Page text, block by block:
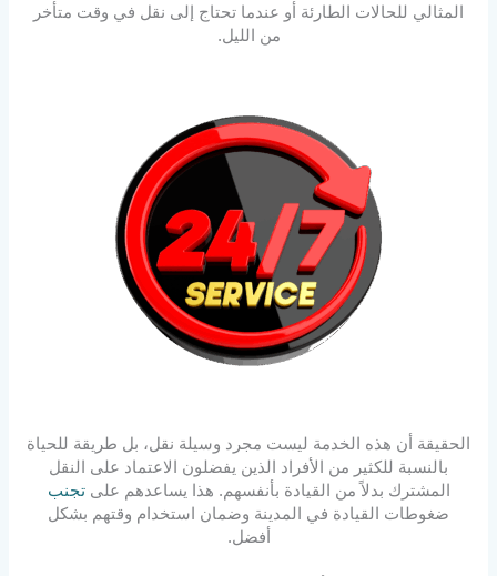
المثالي للحالات الطارئة أو عندما تحتاج إلى نقل في وقت متأخر
من الليل.
الحقيقة أن هذه الخدمة ليست مجرد وسيلة نقل، بل طريقة للحياة
بالنسبة للكثير من الأفراد الذين يفضلون الاعتماد على النقل
المشترك بدلاً من القيادة بأنفسهم. هذا يساعدهم علىتجنب
ضغوطات القيادة في المدينة وضمان استخدام وقتهم بشكل
أفضل.